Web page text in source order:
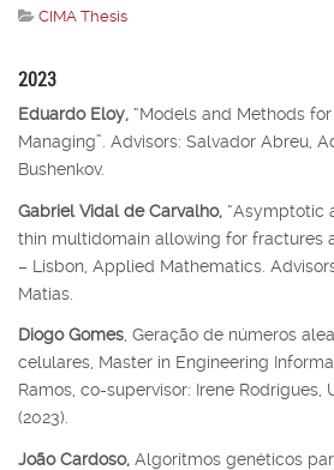
CIMA Thesis
2023
Eduardo Eloy, “Models and Methods
Managing”. Advisors: Salvador Abreu,
Bushenkov.
Gabriel Vidal de Carvalho, “Asymptotic
thin multidomain allowing for fractures
– Lisbon, Applied Mathematics.
Matias.
Diogo Gomes , Geração de números
celulares, Master in Engineering
Ramos, co-supervisor: Irene Rodrigues,
(2023).
João Cardoso, Algoritmos genéticos